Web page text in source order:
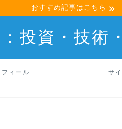
おすすめ記事はこちら
投資・技術
フィール サ